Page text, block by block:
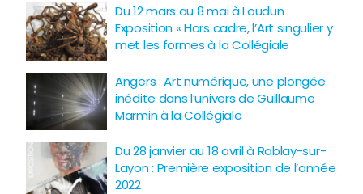
Du 12 mars au 8 mai à Loudun :
Exposition « Hors cadre, l’Art singulier y
met les formes à la Collégiale
Angers : Art numérique, une plongée
inédite dans l’univers de Guillaume
Marmin à la Collégiale
Du 28 janvier au 18 avril à Rablay-sur-
Layon : Première exposition de l’année
2022